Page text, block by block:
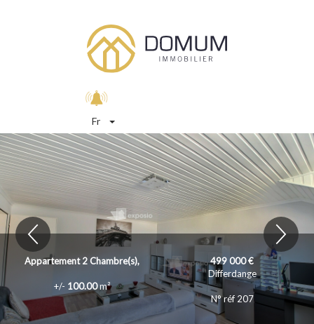
Fr
Appartement2Chambre(s),
+/- 100.00m²
499 000 €
Differdange
N° réf 207